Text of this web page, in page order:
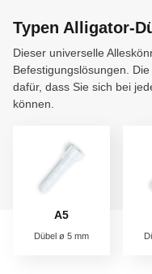
wieder dran.
Einen besseren Dübel
Typen Alligator-
Dieser universelle
Befestigungslösungen.
dafür, dass Sie sich bei
können.
A5
Dübel ø 5 mm